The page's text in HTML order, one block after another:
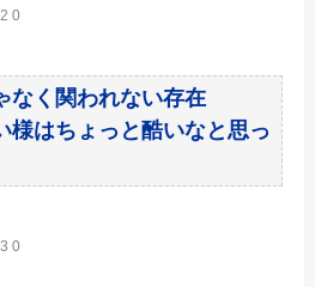
0
なく関われない存在
様はちょっと酷いなと思っ
0